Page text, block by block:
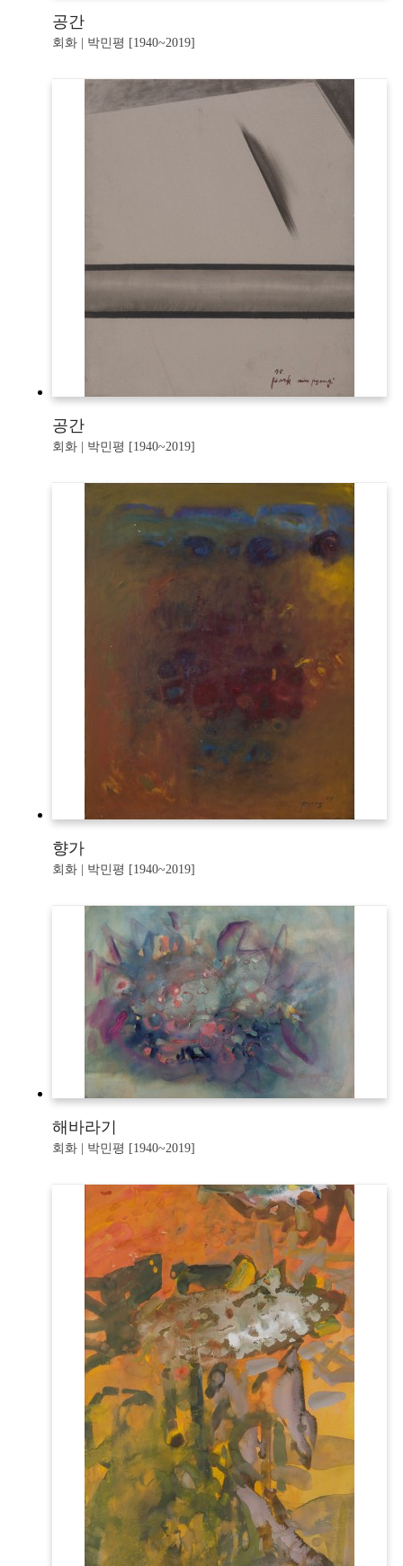
공간
회화 | 박민평 [1940~2019]
공간
회화 | 박민평 [1940~2019]
향가
회화 | 박민평 [1940~2019]
해바라기
회화 | 박민평 [1940~2019]